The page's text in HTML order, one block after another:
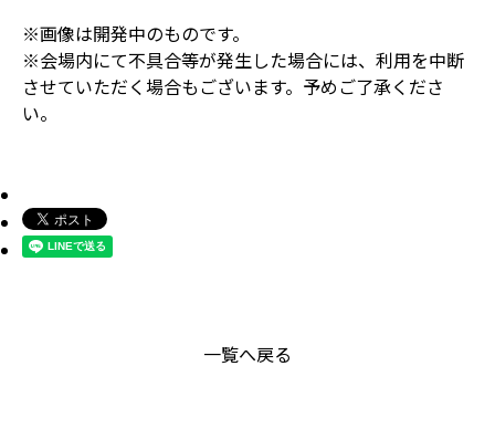
※画像は開発中のものです。
※会場内にて不具合等が発生した場合には、利用を中断
させていただく場合もございます。予めご了承くださ
い。
一覧へ戻る